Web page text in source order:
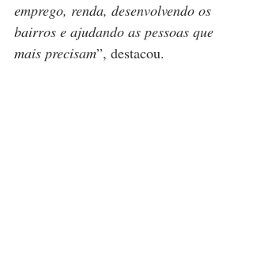
emprego, renda, desenvolvendo os
bairros e ajudando as pessoas que
mais precisam”, destacou.